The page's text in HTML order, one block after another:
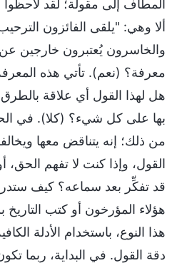
المطاف إلى مقولة؛ لقد لاحظوا
ألا وهي: "يلقى الفائزون
والخاسرون يُعتبرون خارجين
معرفة؟ (نعم). تأتي هذه المعرفة
هل لهذا القول أي علاقة
بها على كل شيء؟ (كلا). في
من ذلك؛ إنه يتناقض معها
القول، وإذا كنت لا تفهم
قد تفكِّر بعد سماعه؟ كيف
هؤلاء المؤرخون أو كتب
هذا النوع، باستخدام الأدلة
دقة القول. في البداية، ربما